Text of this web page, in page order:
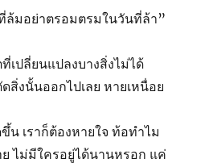
ล้มอย่าตรอมตรมในวันที่ล้า”
เปลี่ยนแปลงบางสิ่งไม่ได้
สิ่งนั้นออกไปเลย หายเหนื่อย
น เราก็ต้องหายใจ ท้อทำไม
ไม่มีใครอยู่ได้นานหรอก แค่